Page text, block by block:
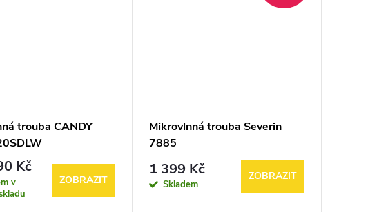
trouba CANDY
Kč
v
ZOBRAZIT
Mikrovlnná trouba Severin
7885
1 399 Kč
Skladem
ZOBRAZIT